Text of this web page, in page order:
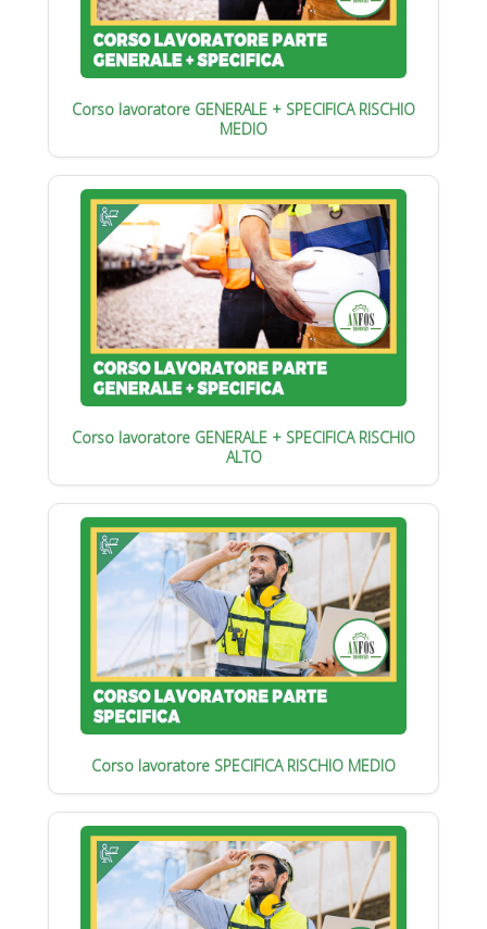
Corso lavoratore GENERALE + SPECIFICA RISCHIO
MEDIO
Corso lavoratore GENERALE + SPECIFICA RISCHIO
ALTO
Corso lavoratore SPECIFICA RISCHIO MEDIO